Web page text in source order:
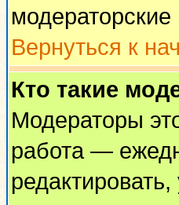
Вернуться к
Кто такие
Модераторы
работа —